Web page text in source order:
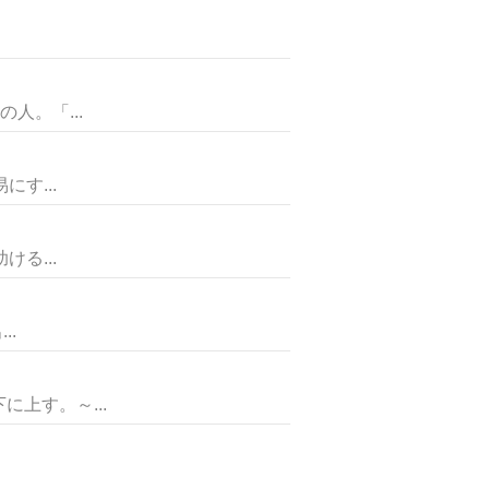
人。「...
す...
る...
上す。～...